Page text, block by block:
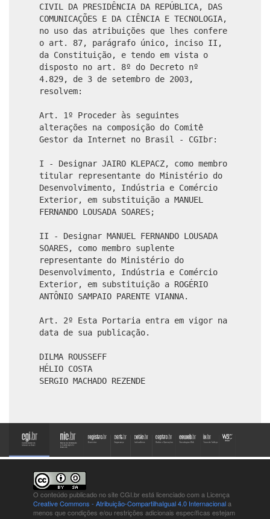
CIVIL DA PRESIDÊNCIA DA REPÚBLICA, DAS
COMUNICAÇÕES E DA CIÊNCIA E TECNOLOGIA,
no uso das atribuições que lhes confere
o art. 87, parágrafo único, inciso II,
da Constituição, e tendo em vista o
disposto no art. 8º do Decreto nº
4.829, de 3 de setembro de 2003,
resolvem:
Art. 1º Proceder às seguintes
alterações na composição do Comitê
Gestor da Internet no Brasil - CGIbr:
I - Designar JAIRO KLEPACZ, como membro
titular representante do Ministério do
Desenvolvimento, Indústria e Comércio
Exterior, em substituição a MANUEL
FERNANDO LOUSADA SOARES;
II - Designar MANUEL FERNANDO LOUSADA
SOARES, como membro suplente
representante do Ministério do
Desenvolvimento, Indústria e Comércio
Exterior, em substituição a ROGÉRIO
ANTÔNIO SAMPAIO PARENTE VIANNA.
Art. 2º Esta Portaria entra em vigor na
data de sua publicação.
DILMA ROUSSEFF
HÉLIO COSTA
SERGIO MACHADO REZENDE
O conteúdo publicado no site CGI.br está licenciado com a Licença
Creative Commons - Atribuição-CompartilhaIgual 4.0 Internacionala
menos que condições e/ou restrições adicionais específicas estejam